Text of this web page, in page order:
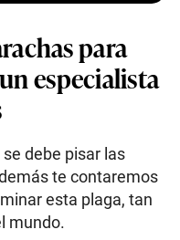
para
especialista
debe pisar las
te contaremos
esta plaga, tan
mundo.